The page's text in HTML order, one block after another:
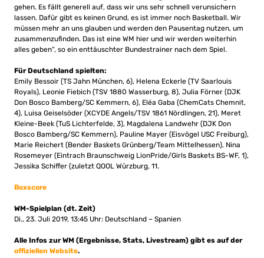
gehen. Es fällt generell auf, dass wir uns sehr schnell verunsichern
lassen. Dafür gibt es keinen Grund, es ist immer noch Basketball. Wir
müssen mehr an uns glauben und werden den Pausentag nutzen, um
zusammenzufinden. Das ist eine WM hier und wir werden weiterhin
alles geben“, so ein enttäuschter Bundestrainer nach dem Spiel.
Für Deutschland spielten:
Emily Bessoir (TS Jahn München, 6), Helena Eckerle (TV Saarlouis
Royals), Leonie Fiebich (TSV 1880 Wasserburg, 8), Julia Förner (DJK
Don Bosco Bamberg/SC Kemmern, 6), Eléa Gaba (ChemCats Chemnit,
4), Luisa Geiselsöder (XCYDE Angels/TSV 1861 Nördlingen, 21), Meret
Kleine-Beek (TuS Lichterfelde, 3), Magdalena Landwehr (DJK Don
Bosco Bamberg/SC Kemmern), Pauline Mayer (Eisvögel USC Freiburg),
Marie Reichert (Bender Baskets Grünberg/Team Mittelhessen), Nina
Rosemeyer (Eintrach Braunschweig LionPride/Girls Baskets BS-WF, 1),
Jessika Schiffer (zuletzt QOOL Würzburg, 11.
Boxscore
WM-Spielplan (dt. Zeit)
Di., 23. Juli 2019, 13:45 Uhr: Deutschland – Spanien
Alle Infos zur WM (Ergebnisse, Stats, Livestream) gibt es auf der
offiziellen Website.